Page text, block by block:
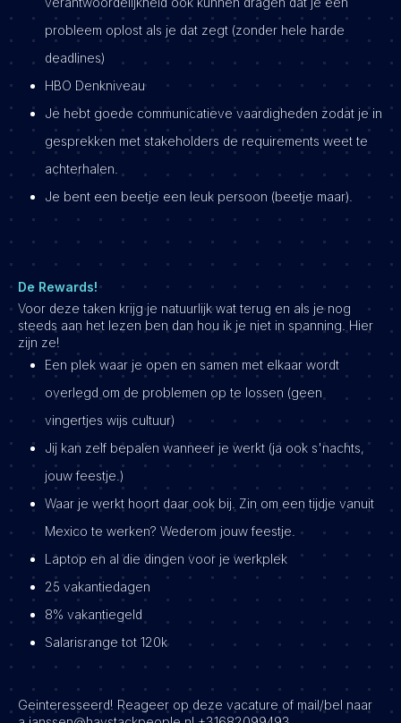
probleem oplost als je dat zegt (zonder hele harde
deadlines)
HBO Denkniveau
Je hebt goede communicatieve vaardigheden zodat je in
gesprekken met stakeholders de requirements weet te
achterhalen.
Je bent een beetje een leuk persoon (beetje maar).
De Rewards!
Voor deze taken krijg je natuurlijk wat terug en als je nog
steeds aan het lezen ben dan hou ik je niet in spanning. Hier
zijn ze!
Een plek waar je open en samen met elkaar wordt
overlegd om de problemen op te lossen (geen
vingertjes wijs cultuur)
Jij kan zelf bepalen wanneer je werkt (ja ook s'nachts,
jouw feestje.)
Waar je werkt hoort daar ook bij. Zin om een tijdje vanuit
Mexico te werken? Wederom jouw feestje.
Laptop en al die dingen voor je werkplek
25 vakantiedagen
8% vakantiegeld
Salarisrange tot 120k
Geinteresseerd! Reageer op deze vacature of mail/bel naar